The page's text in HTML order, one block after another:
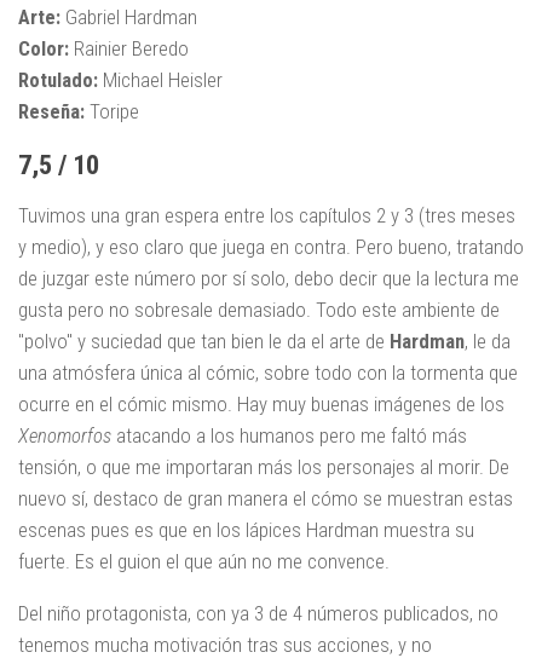
Arte: Gabriel Hardman
Color: Rainier Beredo
Rotulado: Michael Heisler
Reseña: Toripe
7,5 / 10
Tuvimos una gran espera entre los capítulos 2 y 3 (tres meses
y medio), y eso claro que juega en contra. Pero bueno, tratando
de juzgar este número por sí solo, debo decir que la lectura me
gusta pero no sobresale demasiado. Todo este ambiente de
"polvo" y suciedad que tan bien le da el arte de Hardman, le da
una atmósfera única al cómic, sobre todo con la tormenta que
ocurre en el cómic mismo. Hay muy buenas imágenes de los
Xenomorfos atacando a los humanos pero me faltó más
tensión, o que me importaran más los personajes al morir. De
nuevo sí, destaco de gran manera el cómo se muestran estas
escenas pues es que en los lápices Hardman muestra su
fuerte. Es el guion el que aún no me convence.
Del niño protagonista, con ya 3 de 4 números publicados, no
tenemos mucha motivación tras sus acciones, y no